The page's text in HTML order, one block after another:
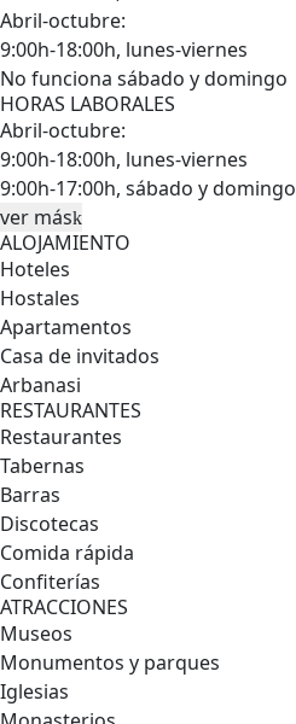
Abril-octubre:
9:00h-18:00h, lunes-viernes
No funciona sábado y domingo
HORAS LABORALES
Abril-octubre:
9:00h-18:00h, lunes-viernes
9:00h-17:00h, sábado y domingo
ver más
ALOJAMIENTO
Hoteles
Hostales
Apartamentos
Casa de invitados
Arbanasi
RESTAURANTES
Restaurantes
Tabernas
Barras
Discotecas
Comida rápida
Confiterías
ATRACCIONES
Museos
Monumentos y parques
Iglesias